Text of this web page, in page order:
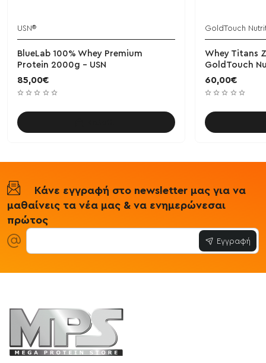
USN®
BlueLab 100% Whey Premium
Protein 2000g - USN
85,00€
GoldTouch
Whey Titans
GoldTouch
60,00€
Κάνε εγγραφή στο newsletter μας για να
μαθαίνεις τα νέα μας & να ενημερώνεσαι
πρώτος
Εγγραφή